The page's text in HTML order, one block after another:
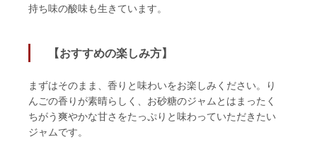
持ち味の酸味も生きています。
【おすすめの楽しみ方】
まずはそのまま、香りと味わいをお楽しみください。り
んごの香りが素晴らしく、お砂糖のジャムとはまったく
ちがう爽やかな甘さをたっぷりと味わっていただきたい
ジャムです。